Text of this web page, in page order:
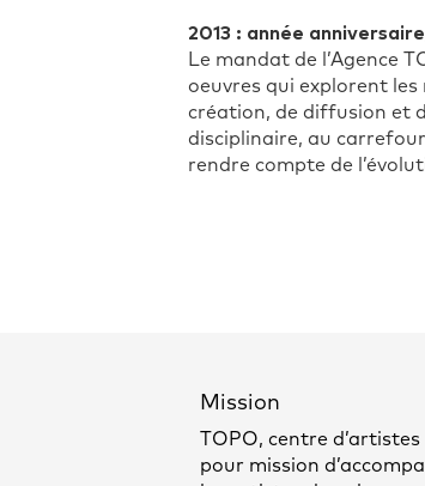
2013 : année
Le mandat de l’Agence
oeuvres qui explorent
création, de diffusion et
disciplinaire, au
rendre compte de
Mission
TOPO, centre
pour mission